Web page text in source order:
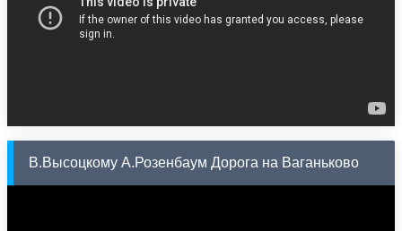
В.Высоцкому А.Розенбаум Дорога на Ваганьково